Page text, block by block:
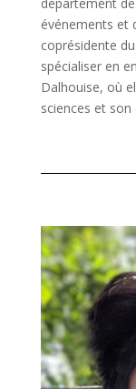
événements et
coprésidente
spécialiser en
Dalhouise, où
sciences et son